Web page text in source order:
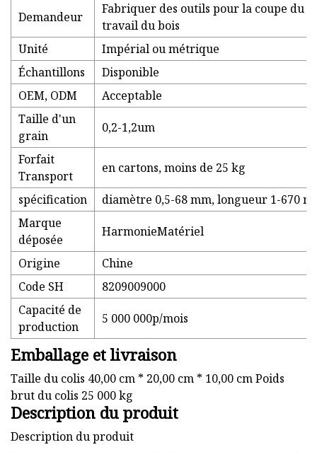
Demandeur
Fabriquer des outils pour la coupe du
travail du bois
Unité
Impérial ou métrique
Échantillons
Disponible
OEM, ODM
Acceptable
Taille d'un
grain
0,2-1,2um
Forfait
Transport
en cartons, moins de 25 kg
spécification
diamètre 0,5-68 mm, longueur 1-670
Marque
déposée
HarmonieMatériel
Origine
Chine
Code SH
8209009000
Capacité de
production
5 000 000p/mois
Emballage et livraison
Taille du colis 40,00 cm * 20,00 cm * 10,00 cm Poids
brut du colis 25 000 kg
Description du produit
Description du produit